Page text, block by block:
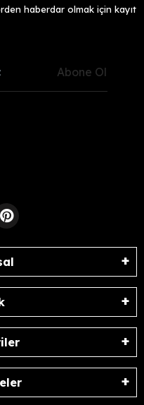
haberdar olmak için kayıt
Abone Ol